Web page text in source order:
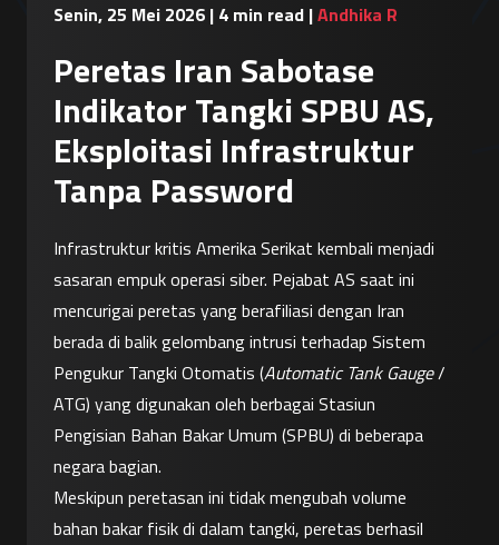
Senin, 25 Mei 2026 | 4 min read |Andhika R
Peretas Iran Sabotase
Indikator Tangki SPBU AS,
Eksploitasi Infrastruktur
Tanpa Password
Infrastruktur kritis Amerika Serikat kembali menjadi
sasaran empuk operasi siber. Pejabat AS saat ini
mencurigai peretas yang berafiliasi dengan Iran
berada di balik gelombang intrusi terhadap Sistem
Pengukur Tangki Otomatis (Automatic Tank Gauge /
ATG) yang digunakan oleh berbagai Stasiun
Pengisian Bahan Bakar Umum (SPBU) di beberapa
negara bagian.
Meskipun peretasan ini tidak mengubah volume
bahan bakar fisik di dalam tangki, peretas berhasil